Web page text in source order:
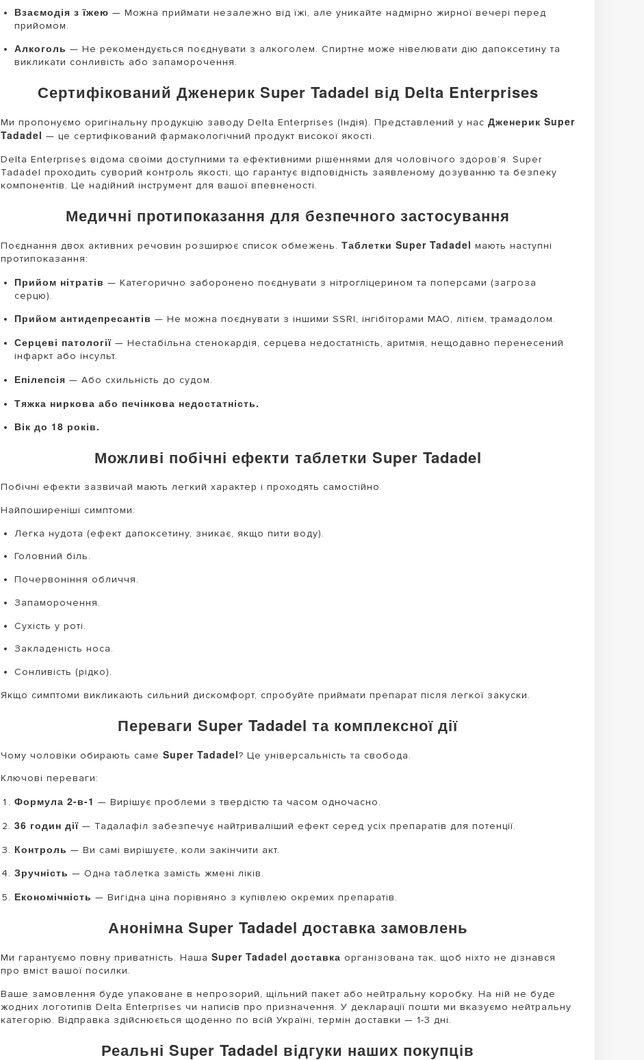
Взаємодія з їжею — Можна приймати незалежно від їжі, але уникайте надмірно жирної вечері перед
прийомом.
Алкоголь — Не рекомендується поєднувати з алкоголем. Спиртне може нівелювати дію дапоксетину та
викликати сонливість або запаморочення.
Сертифікований Дженерик Super Tadadel від Delta Enterprises
Ми пропонуємо оригінальну продукцію заводу Delta Enterprises (Індія). Представлений у нас Дженерик Super
Tadadel — це сертифікований фармакологічний продукт високої якості.
Delta Enterprises відома своїми доступними та ефективними рішеннями для чоловічого здоров’я. Super
Tadadel проходить суворий контроль якості, що гарантує відповідність заявленому дозуванню та безпеку
компонентів. Це надійний інструмент для вашої впевненості.
Медичні протипоказання для безпечного застосування
Поєднання двох активних речовин розширює список обмежень. Таблетки Super Tadadel мають наступні
протипоказання:
Прийом нітратів — Категорично заборонено поєднувати з нітрогліцерином та поперсами (загроза
серцю).
Прийом антидепресантів — Не можна поєднувати з іншими SSRI, інгібіторами МАО, літієм, трамадолом.
Серцеві патології — Нестабільна стенокардія, серцева недостатність, аритмія, нещодавно перенесений
інфаркт або інсульт.
Епілепсія — Або схильність до судом.
Тяжка ниркова або печінкова недостатність.
Вік до 18 років.
Можливі побічні ефекти таблетки Super Tadadel
Побічні ефекти зазвичай мають легкий характер і проходять самостійно.
Найпоширеніші симптоми:
Легка нудота (ефект дапоксетину, зникає, якщо пити воду).
Головний біль.
Почервоніння обличчя.
Запаморочення.
Сухість у роті.
Закладеність носа.
Сонливість (рідко).
Якщо симптоми викликають сильний дискомфорт, спробуйте приймати препарат після легкої закуски.
Переваги Super Tadadel та комплексної дії
Чому чоловіки обирають саме Super Tadadel? Це універсальність та свобода.
Ключові переваги:
Формула 2-в-1 — Вирішує проблеми з твердістю та часом одночасно.
36 годин дії — Тадалафіл забезпечує найтриваліший ефект серед усіх препаратів для потенції.
Контроль — Ви самі вирішуєте, коли закінчити акт.
Зручність — Одна таблетка замість жмені ліків.
Економічність — Вигідна ціна порівняно з купівлею окремих препаратів.
Анонімна Super Tadadel доставка замовлень
Ми гарантуємо повну приватність. Наша Super Tadadel доставка організована так, щоб ніхто не дізнався
про вміст вашої посилки.
Ваше замовлення буде упаковане в непрозорий, щільний пакет або нейтральну коробку. На ній не буде
жодних логотипів Delta Enterprises чи написів про призначення. У декларації пошти ми вказуємо нейтральну
категорію. Відправка здійснюється щоденно по всій Україні, термін доставки — 1-3 дні.
Реальні Super Tadadel відгуки наших покупців